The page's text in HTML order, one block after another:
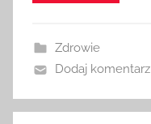
Zdrowie
Dodaj komentarz